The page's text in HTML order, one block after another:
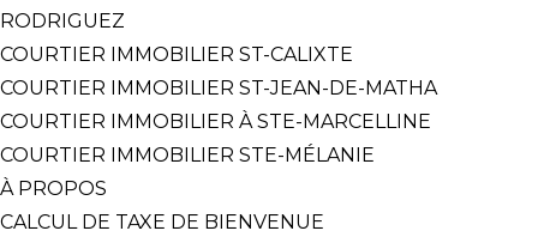
RODRIGUEZ
COURTIER IMMOBILIER ST-CALIXTE
COURTIER IMMOBILIER ST-JEAN-DE-MATHA
COURTIER IMMOBILIER À STE-MARCELLINE
COURTIER IMMOBILIER STE-MÉLANIE
À PROPOS
CALCUL DE TAXE DE BIENVENUE